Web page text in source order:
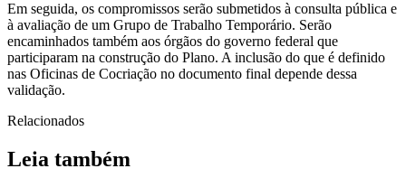
Em seguida, os compromissos serão submetidos à consulta pública e
à avaliação de um Grupo de Trabalho Temporário. Serão
encaminhados também aos órgãos do governo federal que
participaram na construção do Plano. A inclusão do que é definido
nas Oficinas de Cocriação no documento final depende dessa
validação.
Relacionados
Leia também